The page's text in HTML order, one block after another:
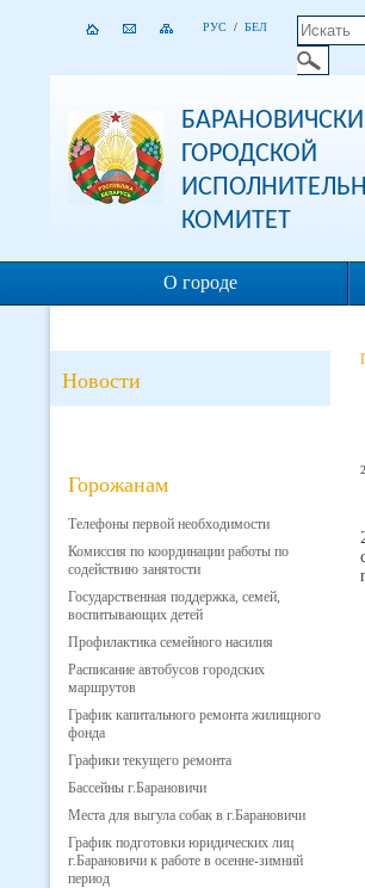
РУС / БЕЛ
ГОРОДСКОЙ
КОМИТЕТ
О городе
Новости
Горожанам
Телефоны первой необходимости
Комиссия по координации работы по
содействию занятости
Государственная поддержка, семей,
воспитывающих детей
Профилактика семейного насилия
Расписание автобусов городских
маршрутов
График капитального ремонта жилищного
фонда
Графики текущего ремонта
Бассейны г.Барановичи
Места для выгула собак в г.Барановичи
График подготовки юридических лиц
г.Барановичи к работе в осенне-зимний
период